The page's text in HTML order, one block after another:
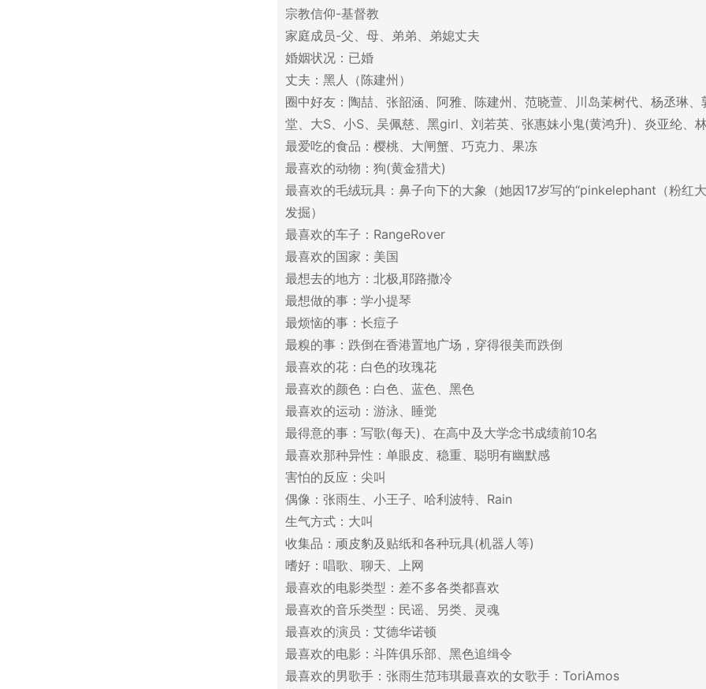
宗教信仰-基督教
家庭成员-父、母、弟弟、弟媳丈夫
婚姻状况：已婚
丈夫：黑人（陈建州）
圈中好友：陶喆、张韶涵、阿雅、陈建州、范晓萱、川岛茉树代、杨丞琳、
堂、大S、小S、吴佩慈、黑girl、刘若英、张惠妹小鬼(黄鸿升)、炎亚纶、
最爱吃的食品：樱桃、大闸蟹、巧克力、果冻
最喜欢的动物：狗(黄金猎犬)
最喜欢的毛绒玩具：鼻子向下的大象（她因17岁写的“pinkelephant（粉红
发掘）
最喜欢的车子：RangeRover
最喜欢的国家：美国
最想去的地方：北极,耶路撒冷
最想做的事：学小提琴
最烦恼的事：长痘子
最糗的事：跌倒在香港置地广场，穿得很美而跌倒
最喜欢的花：白色的玫瑰花
最喜欢的颜色：白色、蓝色、黑色
最喜欢的运动：游泳、睡觉
最得意的事：写歌(每天)、在高中及大学念书成绩前10名
最喜欢那种异性：单眼皮、稳重、聪明有幽默感
害怕的反应：尖叫
偶像：张雨生、小王子、哈利波特、Rain
生气方式：大叫
收集品：顽皮豹及贴纸和各种玩具(机器人等)
嗜好：唱歌、聊天、上网
最喜欢的电影类型：差不多各类都喜欢
最喜欢的音乐类型：民谣、另类、灵魂
最喜欢的演员：艾德华诺顿
最喜欢的电影：斗阵俱乐部、黑色追缉令
最喜欢的男歌手：张雨生范玮琪最喜欢的女歌手：ToriAmos